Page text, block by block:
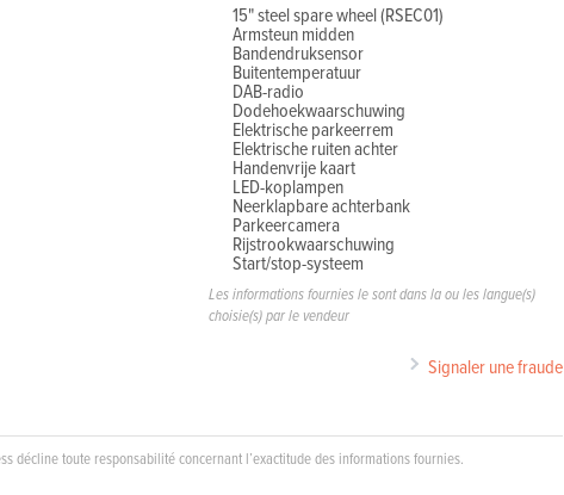
15" steel spare wheel (RSEC01)
Armsteun midden
Bandendruksensor
Buitentemperatuur
DAB-radio
Dodehoekwaarschuwing
Elektrische parkeerrem
Elektrische ruiten achter
Handenvrije kaart
LED-koplampen
Neerklapbare achterbank
Parkeercamera
Rijstrookwaarschuwing
Start/stop-systeem
Les informations fournies le sont dans la ou les langue(s)
choisie(s) par le vendeur
Signaler une fraude
décline toute responsabilité concernant l’exactitude des informations fournies.